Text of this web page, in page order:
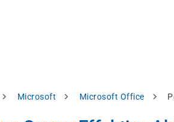
Microsoft Microsoft Office